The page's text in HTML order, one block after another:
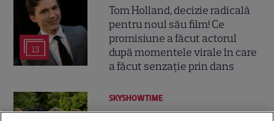
13
Tom Holland, decizie radicală
pentru noul său film! Ce
promisiune a făcut actorul
după momentele virale în care
a făcut senzație prin dans
SKYSHOWTIME